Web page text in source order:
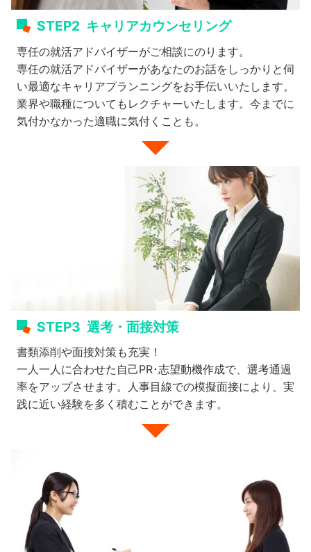
STEP2 キャリアカウンセリング
専任の就活アドバイザーがご相談にのります。
専任の就活アドバイザーがあなたのお話をしっかりと伺
い最適なキャリアプランニングをお手伝いいたします。
業界や職種についてもレクチャーいたします。今までに
気付かなかった適職に気付くことも。
STEP3 選考・面接対策
書類添削や面接対策も充実！
一人一人に合わせた自己PR･志望動機作成で、選考通過
率をアップさせます。人事目線での模擬面接により、実
践に近い経験を多く積むことができます。